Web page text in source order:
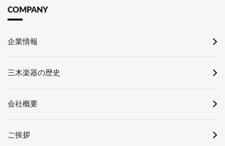
COMPANY
企業情報
三木楽器の歴史
会社概要
ご挨拶